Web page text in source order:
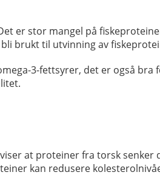
er stor mangel på
brukt til utvinning av
3-fettsyrer, det er også bra
at proteiner fra torsk senker
kan redusere